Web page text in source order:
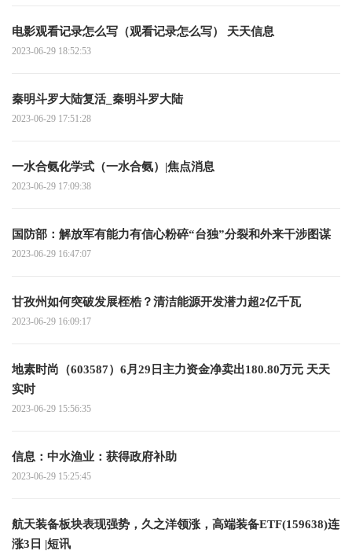
电影观看记录怎么写（观看记录怎么写） 天天信息
2023-06-29 18:52:53
秦明斗罗大陆复活_秦明斗罗大陆
2023-06-29 17:51:28
一水合氨化学式（一水合氨）|焦点消息
2023-06-29 17:09:38
国防部：解放军有能力有信心粉碎“台独”分裂和外来干涉图谋
2023-06-29 16:47:07
甘孜州如何突破发展桎梏？清洁能源开发潜力超2亿千瓦
2023-06-29 16:09:17
地素时尚（603587）6月29日主力资金净卖出180.80万元 天天
实时
2023-06-29 15:56:35
信息：中水渔业：获得政府补助
2023-06-29 15:25:45
航天装备板块表现强势，久之洋领涨，高端装备ETF(159638)连
涨3日 |短讯